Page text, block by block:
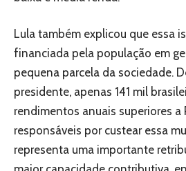
Lula também explicou que essa
financiada pela população em
pequena parcela da sociedade.
presidente, apenas 141 mil
rendimentos anuais superiores a
responsáveis por custear essa
representa uma importante